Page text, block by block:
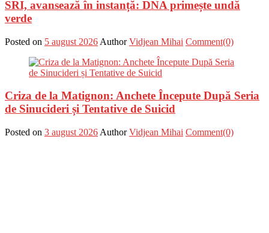
SRI, avansează în instanță: DNA primește undă
verde
Posted on 5 august 2026 Author Vidjean Mihai Comment(0)
Criza de la Matignon: Anchete Începute După Seria
de Sinucideri și Tentative de Suicid
Posted on 3 august 2026 Author Vidjean Mihai Comment(0)